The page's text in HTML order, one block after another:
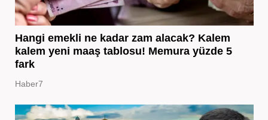
Hangi emekli ne kadar zam alacak? Kalem
kalem yeni maaş tablosu! Memura yüzde 5
fark
Haber7